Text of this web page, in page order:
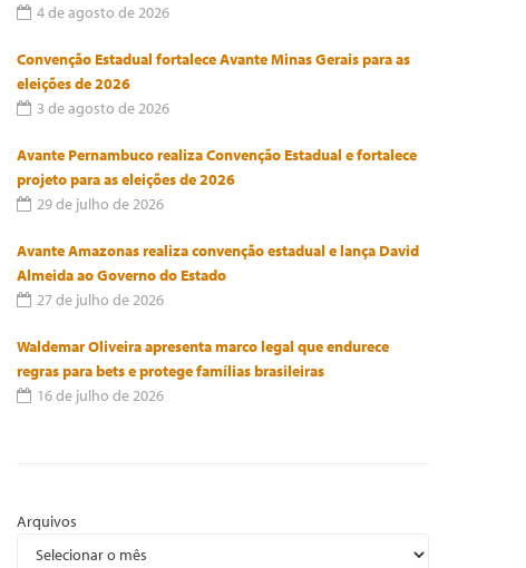
4 de agosto de 2026
Convenção Estadual fortalece Avante Minas Gerais para as
eleições de 2026
3 de agosto de 2026
Avante Pernambuco realiza Convenção Estadual e fortalece
projeto para as eleições de 2026
29 de julho de 2026
Avante Amazonas realiza convenção estadual e lança David
Almeida ao Governo do Estado
27 de julho de 2026
Waldemar Oliveira apresenta marco legal que endurece
regras para bets e protege famílias brasileiras
16 de julho de 2026
Arquivos